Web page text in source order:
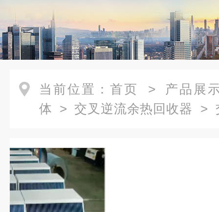
当前位置： 首页 > 产品展
体 > 交叉逆流余热回收器 >